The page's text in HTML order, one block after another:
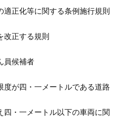
正化等に関する条例施行規則
正する規則
員候補者
が四・一メートルである道路
・一メートル以下の車両に関